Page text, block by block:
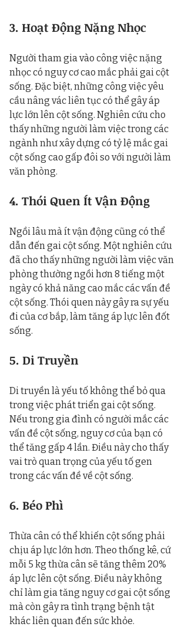
3. Hoạt Động Nặng Nhọc
Người tham gia vào công việc nặng
nhọc có nguy cơ cao mắc phải gai cột
sống. Đặc biệt, những công việc yêu
cầu nâng vác liên tục có thể gây áp
lực lớn lên cột sống. Nghiên cứu cho
thấy những người làm việc trong các
ngành như xây dựng có tỷ lệ mắc gai
cột sống cao gấp đôi so với người làm
văn phòng.
4. Thói Quen Ít Vận Động
Ngồi lâu mà ít vận động cũng có thể
dẫn đến gai cột sống. Một nghiên cứu
đã cho thấy những người làm việc văn
phòng thường ngồi hơn 8 tiếng một
ngày có khả năng cao mắc các vấn đề
cột sống. Thói quen này gây ra sự yếu
đi của cơ bắp, làm tăng áp lực lên đốt
sống.
5. Di Truyền
Di truyền là yếu tố không thể bỏ qua
trong việc phát triển gai cột sống.
Nếu trong gia đình có người mắc các
vấn đề cột sống, nguy cơ của bạn có
thể tăng gấp 4 lần. Điều này cho thấy
vai trò quan trọng của yếu tố gen
trong các vấn đề về cột sống.
6. Béo Phì
Thừa cân có thể khiến cột sống phải
chịu áp lực lớn hơn. Theo thống kê, cứ
mỗi 5 kg thừa cân sẽ tăng thêm 20%
áp lực lên cột sống. Điều này không
chỉ làm gia tăng nguy cơ gai cột sống
mà còn gây ra tình trạng bệnh tật
khác liên quan đến sức khỏe.